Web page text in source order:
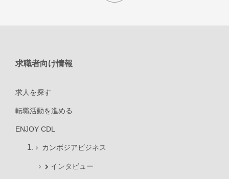
求職者向け情報
求人を探す
転職活動を進める
ENJOY CDL
カンボジアビジネス
インタビュー